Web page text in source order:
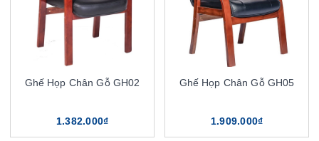
Ghế Họp Chân Gỗ GH02
1.382.000₫
Ghế Họp Chân Gỗ GH05
1.909.000₫